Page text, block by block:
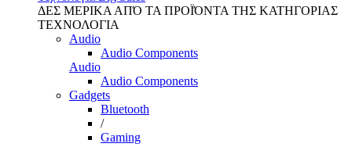
ΔΕΣ ΜΕΡΙΚΑ ΑΠΌ ΤΑ ΠΡΟΪΌΝΤΑ ΤΗΣ ΚΑΤΗΓΟΡΙΑΣ
ΤΕΧΝΟΛΟΓΙΑ
Audio
Audio Components
Audio
Audio Components
Gadgets
Bluetooth
/
Gaming